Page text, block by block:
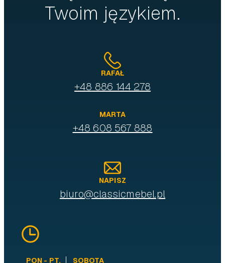
Twoim językiem.
RAFAŁ
+48 886 144 278
MARTA
+48 608 567 888
NAPISZ
biuro@classicmebel.pl
PON - PT. SOBOTA